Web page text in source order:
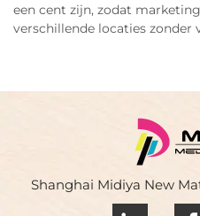
een cent zijn, zodat
verschillende locaties zonder
Shanghai Midiya New